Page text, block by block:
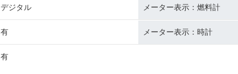
デジタル メーター表示：燃料計
有 メーター表示：時計
有